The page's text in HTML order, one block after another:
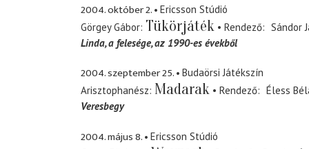
2004. október 2.
Ericsson Stúdió
Görgey Gábor Tükörjáték Rendező
Sándor
Linda a felesége, az 1990-es évekből
2004. szeptember 25.
Budaörsi Játékszín
Arisztophanész Madarak Rendező
Éless
Veresbegy
2004. május 8.
Ericsson Stúdió